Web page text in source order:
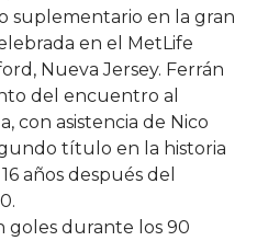
suplementario en la gran
en el MetLife
Nueva Jersey. Ferrán
del encuentro al
con asistencia de Nico
título en la historia
años después del
goles durante los 90